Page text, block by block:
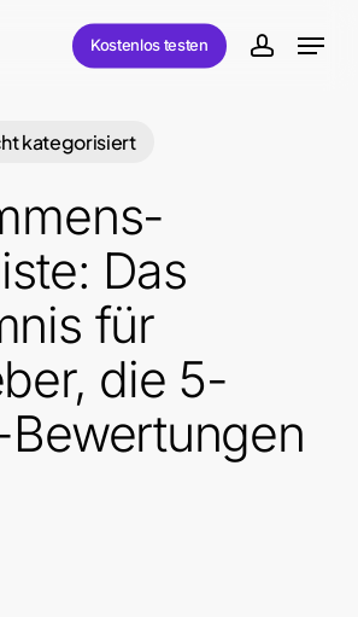
Kostenlos testen account
Menu
kategorisiert
Das
für
die 5-